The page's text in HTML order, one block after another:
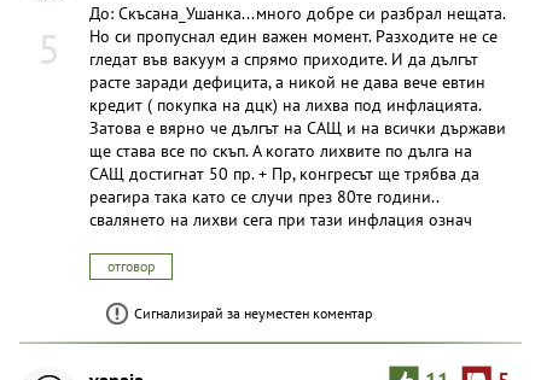
5
До: Скъсана_Ушанка...много добре си разбрал нещата.
Но си пропуснал един важен момент. Разходите не се
гледат във вакуум а спрямо приходите. И да дългът
расте заради дефицита, а никой не дава вече евтин
кредит ( покупка на дцк) на лихва под инфлацията.
Затова е вярно че дългът на САЩ и на всички държави
ще става все по скъп. А когато лихвите по дълга на
САЩ достигнат 50 пр. + Пр, конгресът ще трябва да
реагира така като се случи през 80те години..
свалянето на лихви сега при тази инфлация означ
отговор
Сигнализирай за неуместен коментар